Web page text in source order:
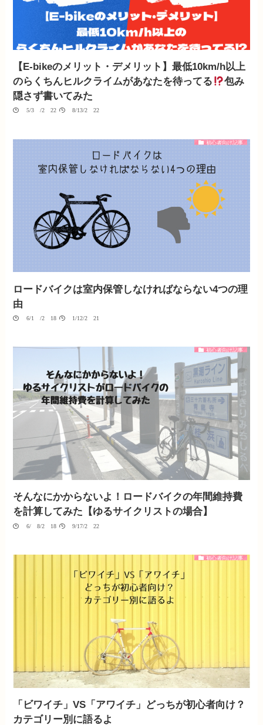
【E-bikeのメリット・デメリット】最低10km/h以上
のらくちんヒルクライムがあなたを待ってる
包み
隠さず書いてみた
05/30/2022 08/13/2022
初心者向け記事
ロードバイクは室内保管しなければならない4つの理
由
06/10/2018 01/12/2021
初心者向け記事
そんなにかからないよ！ロードバイクの年間維持費
を計算してみた【ゆるサイクリストの場合】
06/08/2018 09/17/2022
初心者向け記事
「ビワイチ」VS「アワイチ」どっちが初心者向け？
カテゴリー別に語るよ